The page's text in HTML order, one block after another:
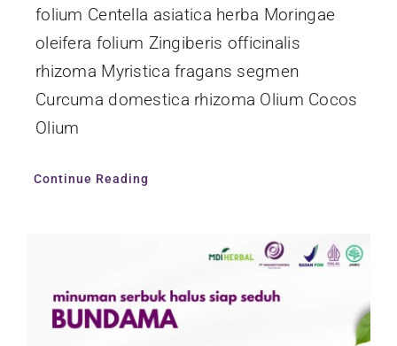
folium Centella asiatica herba Moringae
oleifera folium Zingiberis officinalis
rhizoma Myristica fragans segmen
Curcuma domestica rhizoma Olium Cocos
Olium
Continue Reading